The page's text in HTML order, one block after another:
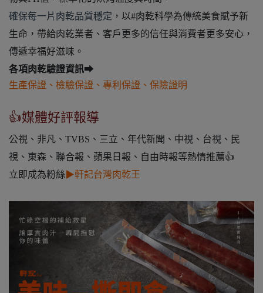
確保每一片 肉乾品質穩定 ，以#肉乾科學為傳統美食賦予新
生命，帶給肉乾業者、客戶更多的信任與消費者更多安心，
傳遞幸福好滋味。
各項肉乾驗證資訊➡
生產保證 、 檢驗保證 、 專利保證 、 保險證明
👍媒體好評報導
公視、非凡、TVBS、三立、年代新聞、中視、台視、民
視、東森、聯合報、蘋果日報、自由時報等熱情推薦👍
立即成為粉絲 ▶軒記台灣肉乾王